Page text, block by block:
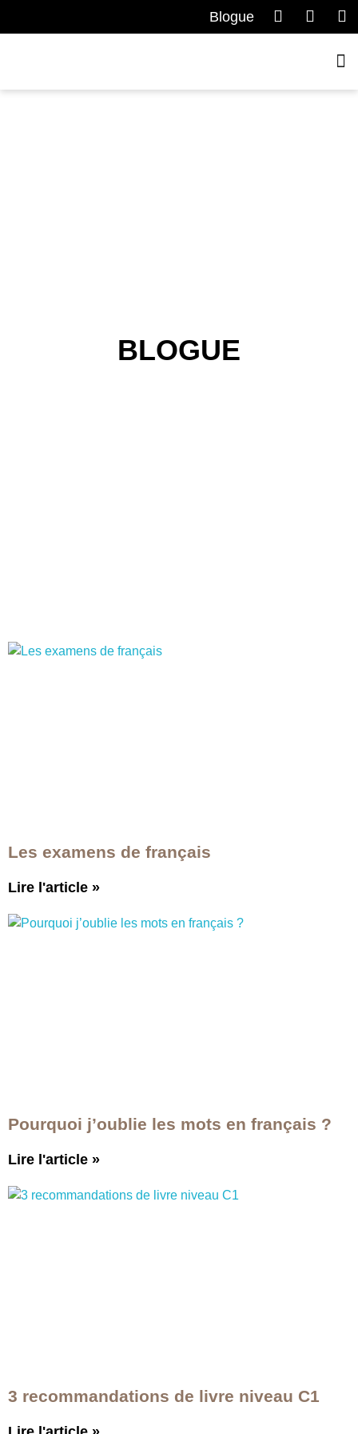
Blogue
BLOGUE
Les examens de français
Lire l'article »
Pourquoi j’oublie les mots en français ?
Lire l'article »
3 recommandations de livre niveau C1